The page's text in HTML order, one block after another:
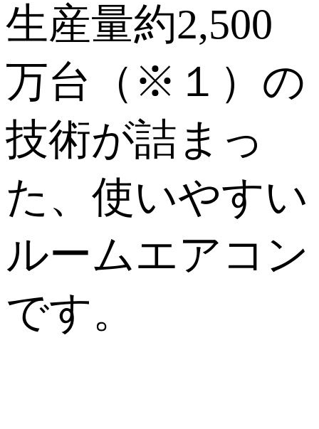
生産量約2,500
万台（※１）の
技術が詰まっ
た、使いやすい
ルームエアコン
です。